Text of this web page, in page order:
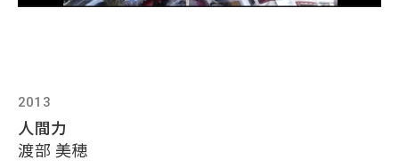
2013
人間力
渡部 美穂